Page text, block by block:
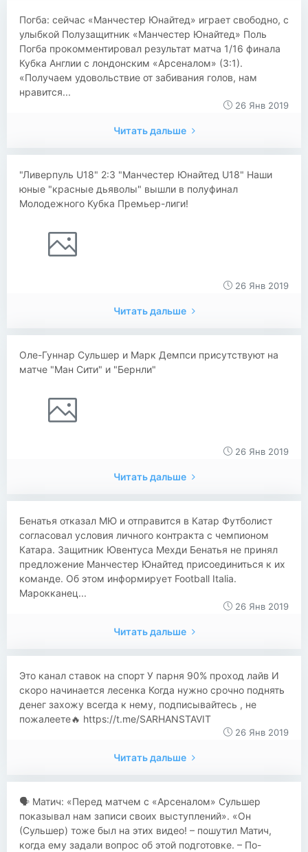
​​Погба: сейчас «Манчестер Юнайтед» играет свободно, с
улыбкой Полузащитник «Манчестер Юнайтед» Поль
Погба прокомментировал результат матча 1/16 финала
Кубка Англии с лондонским «Арсеналом» (3:1).
«Получаем удовольствие от забивания голов, нам
нравится...
26 Янв 2019
Читать дальше
"Ливерпуль U18" 2:3 "Манчестер Юнайтед U18" Наши
юные "красные дьяволы" вышли в полуфинал
Молодежного Кубка Премьер-лиги!
26 Янв 2019
Читать дальше
Оле-Гуннар Сульшер и Марк Демпси присутствуют на
матче "Ман Сити" и "Бернли"
26 Янв 2019
Читать дальше
​​Бенатья отказал МЮ и отправится в Катар Футболист
согласовал условия личного контракта с чемпионом
Катара. Защитник Ювентуса Мехди Бенатья не принял
предложение Манчестер Юнайтед присоединиться к их
команде. Об этом информирует Football Italia.
Марокканец...
26 Янв 2019
Читать дальше
Это канал ставок на спорт У парня 90% проход лайв И
скоро начинается лесенка Когда нужно срочно поднять
денег захожу всегда к нему, подписывайтесь , не
пожалеете🔥 https://t.me/SARHANSTAVIT
26 Янв 2019
Читать дальше
​​🗣 Матич: «Перед матчем с «Арсеналом» Сульшер
показывал нам записи своих выступлений». «Он
(Сульшер) тоже был на этих видео! – пошутил Матич,
когда ему задали вопрос об этой подготовке. – По-